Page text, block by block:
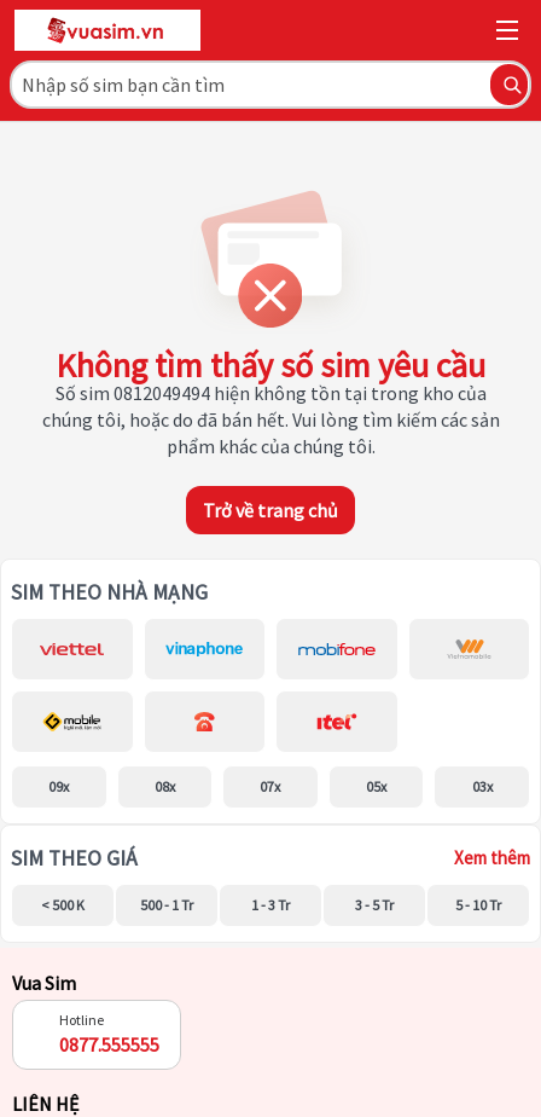
Không tìm thấy số sim yêu cầu
Số sim 0812049494 hiện không tồn tại trong kho của
chúng tôi, hoặc do đã bán hết. Vui lòng tìm kiếm các sản
phẩm khác của chúng tôi.
Trở về trang chủ
SIM THEO NHÀ MẠNG
09x 08x 07x 05x 03x
SIM THEO GIÁ Xem thêm
< 500 K 500 - 1 Tr 1 - 3 Tr 3 - 5 Tr 5 - 10 Tr
Vua Sim
Hotline
0877.555555
LIÊN HỆ